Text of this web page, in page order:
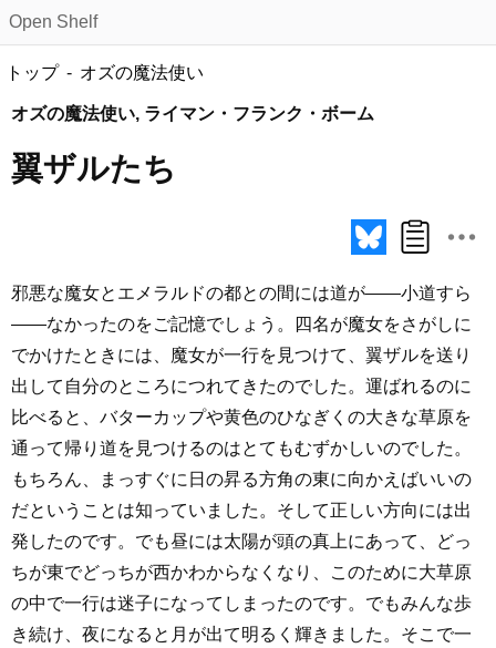
Open Shelf
トップ オズの魔法使い
オズの魔法使い, ライマン・フランク・ボーム
翼ザルたち
邪悪な魔女とエメラルドの都との間には道が――小道すら
――なかったのをご記憶でしょう。四名が魔女をさがしに
でかけたときには、魔女が一行を見つけて、翼ザルを送り
出して自分のところにつれてきたのでした。運ばれるのに
比べると、バターカップや黄色のひなぎくの大きな草原を
通って帰り道を見つけるのはとてもむずかしいのでした。
もちろん、まっすぐに日の昇る方角の東に向かえばいいの
だということは知っていました。そして正しい方向には出
発したのです。でも昼には太陽が頭の真上にあって、どっ
ちが東でどっちが西かわからなくなり、このために大草原
の中で一行は迷子になってしまったのです。でもみんな歩
き続け、夜になると月が出て明るく輝きました。そこで一